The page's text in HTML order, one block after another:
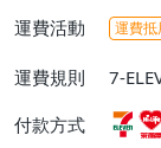
運費活動 運費抵
運費規則
7-
或消
不付
付款方式